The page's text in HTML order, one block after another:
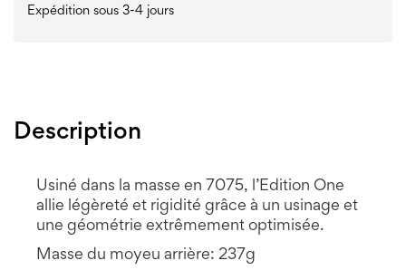
Expédition sous 3-4 jours
Description
Usiné dans la masse en 7075, l’Edition One
allie légèreté et rigidité grâce à un usinage et
une géométrie extrêmement optimisée.
Masse du moyeu arrière: 237g